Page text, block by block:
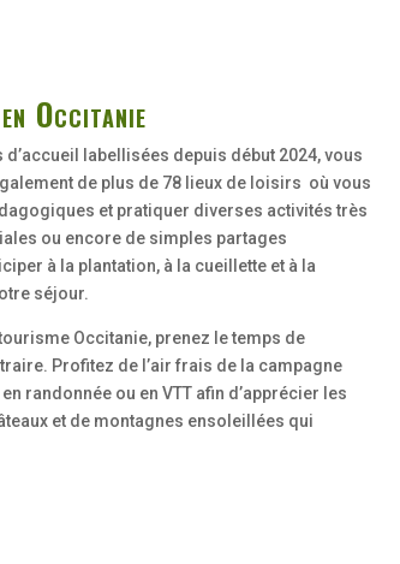
Occitanie
labellisées depuis début 2024, vous
de plus de 78 lieux de loisirs où vous
et pratiquer diverses activités très
ou encore de simples partages
à la plantation, à la cueillette et à la
séjour.
Occitanie, prenez le temps de
Profitez de l’air frais de la campagne
randonnée ou en VTT afin d’apprécier les
et de montagnes ensoleillées qui